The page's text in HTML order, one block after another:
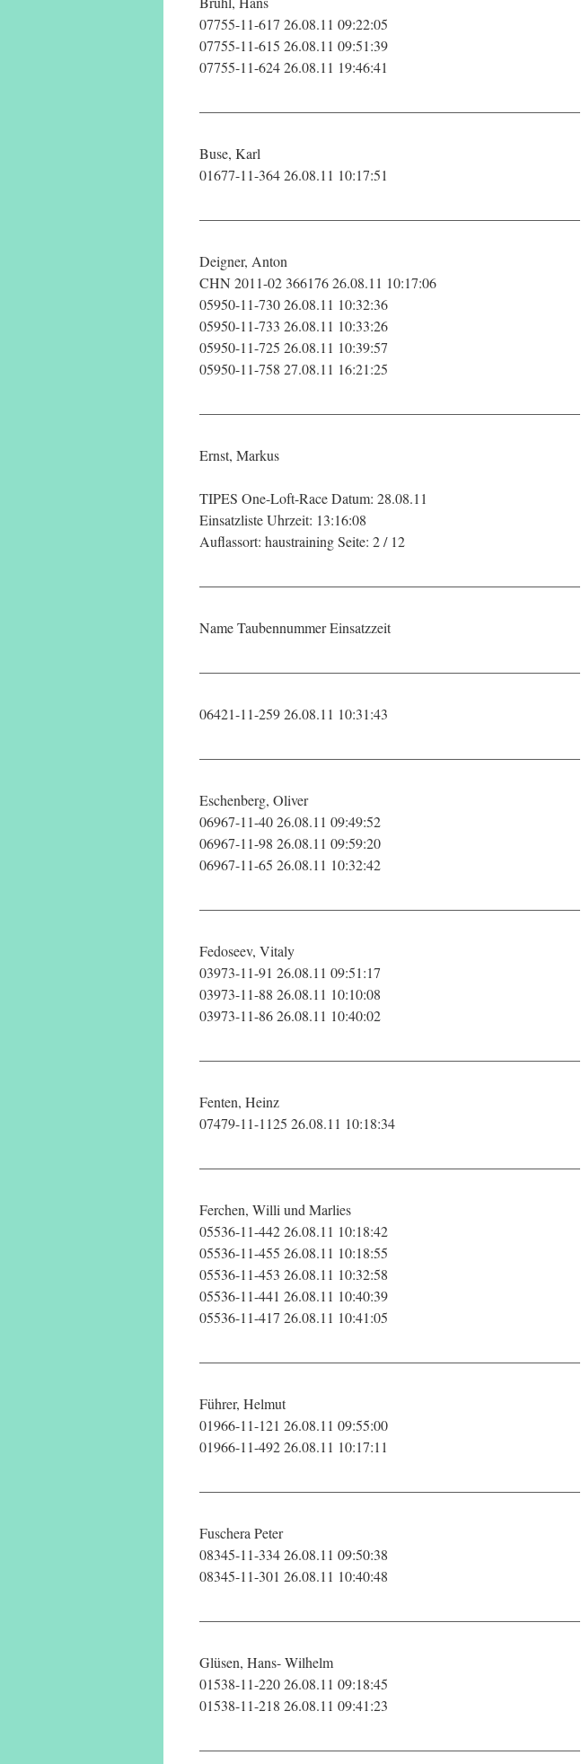
07755-11-617 26.08.11 09:22:05
07755-11-615 26.08.11 09:51:39
07755-11-624 26.08.11 19:46:41
——————————————————————————–
Buse, Karl
01677-11-364 26.08.11 10:17:51
——————————————————————————–
Deigner, Anton
CHN 2011-02 366176 26.08.11 10:17:06
05950-11-730 26.08.11 10:32:36
05950-11-733 26.08.11 10:33:26
05950-11-725 26.08.11 10:39:57
05950-11-758 27.08.11 16:21:25
——————————————————————————–
Ernst, Markus
TIPES One-Loft-Race Datum: 28.08.11
Einsatzliste Uhrzeit: 13:16:08
Auflassort: haustraining Seite: 2 / 12
——————————————————————————–
Name Taubennummer Einsatzzeit
——————————————————————————–
06421-11-259 26.08.11 10:31:43
——————————————————————————–
Eschenberg, Oliver
06967-11-40 26.08.11 09:49:52
06967-11-98 26.08.11 09:59:20
06967-11-65 26.08.11 10:32:42
——————————————————————————–
Fedoseev, Vitaly
03973-11-91 26.08.11 09:51:17
03973-11-88 26.08.11 10:10:08
03973-11-86 26.08.11 10:40:02
——————————————————————————–
Fenten, Heinz
07479-11-1125 26.08.11 10:18:34
——————————————————————————–
Ferchen, Willi und Marlies
05536-11-442 26.08.11 10:18:42
05536-11-455 26.08.11 10:18:55
05536-11-453 26.08.11 10:32:58
05536-11-441 26.08.11 10:40:39
05536-11-417 26.08.11 10:41:05
——————————————————————————–
Führer, Helmut
01966-11-121 26.08.11 09:55:00
01966-11-492 26.08.11 10:17:11
——————————————————————————–
Fuschera Peter
08345-11-334 26.08.11 09:50:38
08345-11-301 26.08.11 10:40:48
——————————————————————————–
Glüsen, Hans- Wilhelm
01538-11-220 26.08.11 09:18:45
01538-11-218 26.08.11 09:41:23
——————————————————————————–